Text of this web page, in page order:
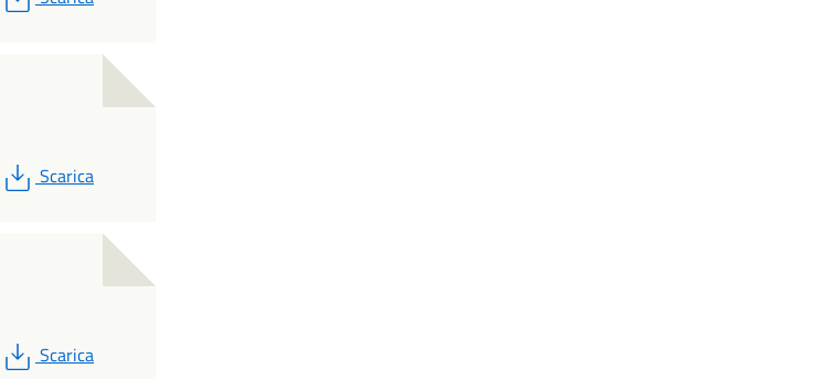
PDF
Scarica
PDF
Scarica